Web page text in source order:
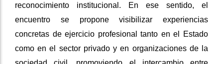
reconocimiento institucional. En ese sentido, el
encuentro se propone visibilizar experiencias
concretas de ejercicio profesional tanto en el Estado
como en el sector privado y en organizaciones de la